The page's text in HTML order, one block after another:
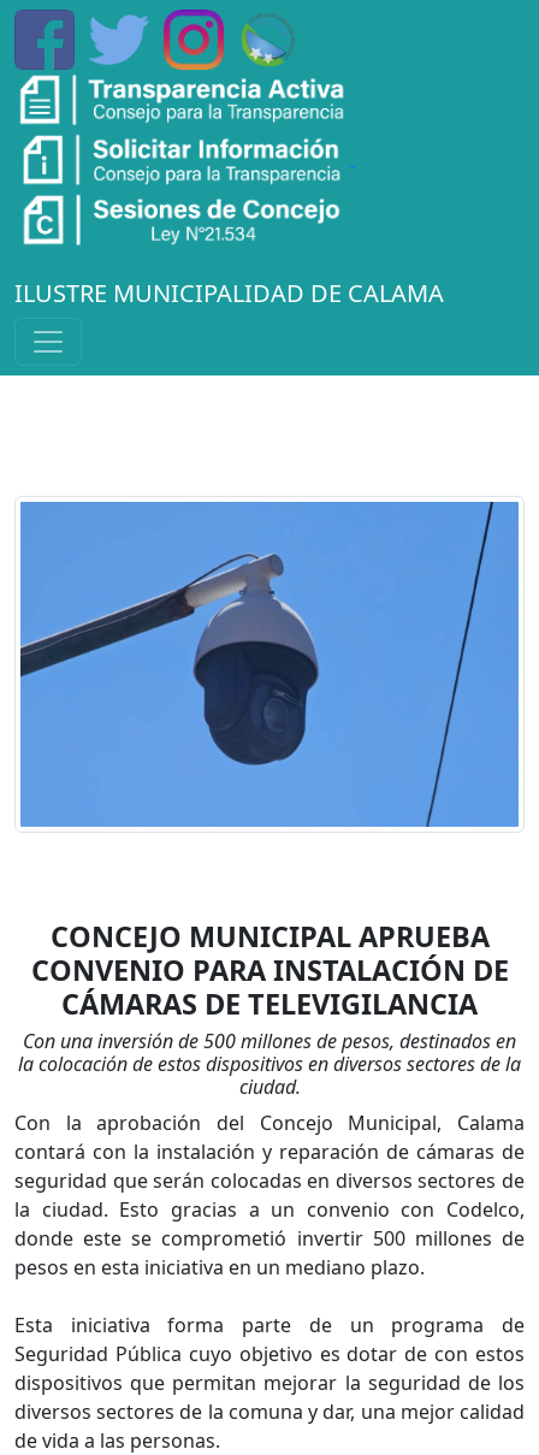
ILUSTRE MUNICIPALIDAD DE CALAMA
CONCEJO MUNICIPAL APRUEBA
CONVENIO PARA INSTALACIÓN DE
CÁMARAS DE TELEVIGILANCIA
Con una inversión de 500 millones de pesos, destinados en
la colocación de estos dispositivos en diversos sectores de la
ciudad.
Con la aprobación del Concejo Municipal, Calama
contará con la instalación y reparación de cámaras de
seguridad que serán colocadas en diversos sectores de
la ciudad. Esto gracias a un convenio con Codelco,
donde este se comprometió invertir 500 millones de
pesos en esta iniciativa en un mediano plazo.
Esta iniciativa forma parte de un programa de
Seguridad Pública cuyo objetivo es dotar de con estos
dispositivos que permitan mejorar la seguridad de los
diversos sectores de la comuna y dar, una mejor calidad
de vida a las personas.